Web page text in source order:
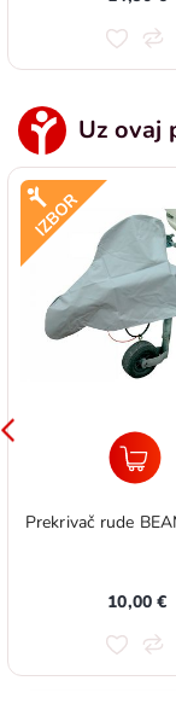
Uz ovaj
Prekrivač rude
10,00 €